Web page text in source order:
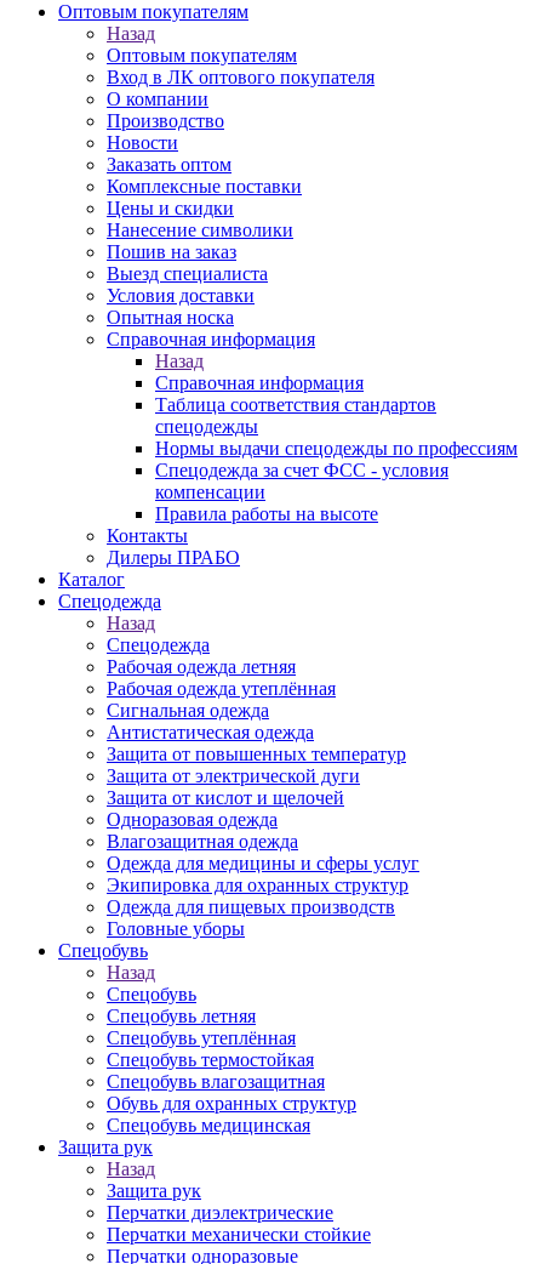
Оптовым покупателям
Назад
Оптовым покупателям
Вход в ЛК оптового покупателя
О компании
Производство
Новости
Заказать оптом
Комплексные поставки
Цены и скидки
Нанесение символики
Пошив на заказ
Выезд специалиста
Условия доставки
Опытная носка
Справочная информация
Назад
Справочная информация
Таблица соответствия стандартов
спецодежды
Нормы выдачи спецодежды по профессиям
Спецодежда за счет ФСС - условия
компенсации
Правила работы на высоте
Контакты
Дилеры ПРАБО
Каталог
Спецодежда
Назад
Спецодежда
Рабочая одежда летняя
Рабочая одежда утеплённая
Сигнальная одежда
Антистатическая одежда
Защита от повышенных температур
Защита от электрической дуги
Защита от кислот и щелочей
Одноразовая одежда
Влагозащитная одежда
Одежда для медицины и сферы услуг
Экипировка для охранных структур
Одежда для пищевых производств
Головные уборы
Спецобувь
Назад
Спецобувь
Спецобувь летняя
Спецобувь утеплённая
Спецобувь термостойкая
Спецобувь влагозащитная
Обувь для охранных структур
Спецобувь медицинская
Защита рук
Назад
Защита рук
Перчатки диэлектрические
Перчатки механически стойкие
Перчатки одноразовые